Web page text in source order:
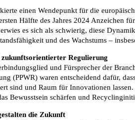
einen Wendepunkt für die
Hälfte des Jahres 2024 Anzeichen
es sich als schwierig, diese
und des Wachstums –
Regulierung
und Fürsprecher der
(PPWR) waren entscheidend dafür,
sind und Raum für Innovationen
Bewusstsein schärfen und
die Zukunft